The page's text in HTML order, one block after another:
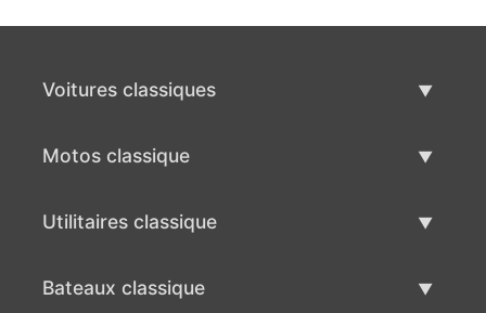
Voitures classiques
Motos classique
Utilitaires classique
Bateaux classique